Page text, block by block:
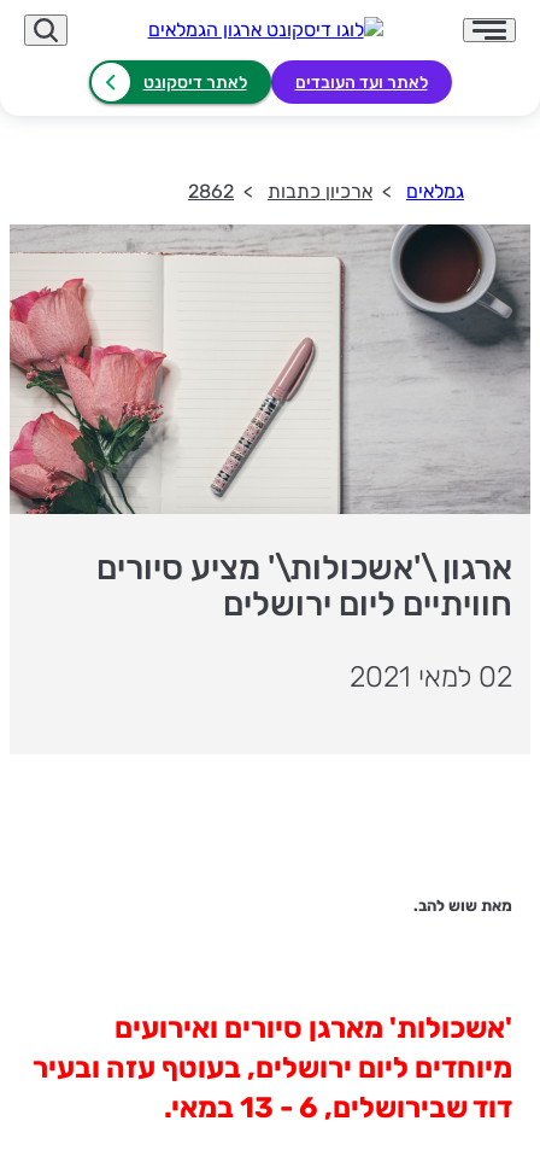
לאתר ועד העובדים לאתר דיסקונט
גמלאים ארכיון כתבות 2862
ארגון \'אשכולות\' מציע סיורים
חוויתיים ליום ירושלים
02 למאי 2021
מאת שוש להב.
'אשכולות' מארגן סיורים ואירועים
מיוחדים ליום ירושלים, בעוטף עזה ובעיר
דוד שבירושלים, 6 - 13 במאי.